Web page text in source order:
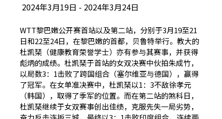
2024年3月19日 2024年3月24日
WTT黎巴嫩公开赛首站以及第二站，分别于3月19至21
日和22至24日，在黎巴嫩的首都，贝鲁特举行。教大的
杜凯琹（健康教育荣誉学士）亦有参与其赛事，并获得
彪炳的成绩。杜凯琹于首站的女双决赛中伙拍朱成竹，
以局数3：1击败了跨国组合（塞尔维亚与德国），赢得
了冠军。在女单准决赛中，杜凯琹以1：3不敌徐孝元
（韩国），取得了季军的位置。而在第二站的煞科日，
杜凯琹继续于女双赛事创出佳绩，克服先失一局劣势，